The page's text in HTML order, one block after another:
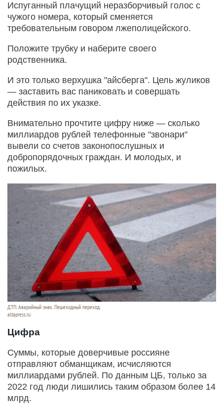
Испуганный плачущий неразборчивый голос с
чужого номера, который сменяется
требовательным говором лжеполицейского.
Положите трубку и наберите своего
родственника.
И это только верхушка "айсберга". Цель жуликов
— заставить вас паниковать и совершать
действия по их указке.
Внимательно прочтите цифру ниже — сколько
миллиардов рублей телефонные "звонари"
вывели со счетов законопослушных и
добропорядочных граждан. И молодых, и
пожилых.
ДТП. Аварийный знак. Пешеходный переход.
altapress.ru
Цифра
Суммы, которые доверчивые россияне
отправляют обманщикам, исчисляются
миллиардами рублей. По данным ЦБ, только за
2022 год люди лишились таким образом более 14
млрд.